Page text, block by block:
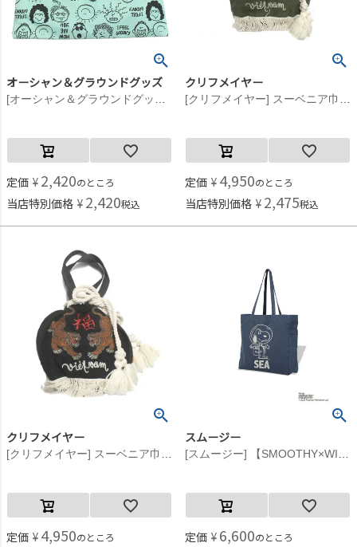
オーシャン＆グラウンドグッズ
定価 ¥ 2,420のところ
当店特別価格 ¥ 2,420税込
クリフメイヤー
定価 ¥ 4,950のところ
当店特別価格 ¥ 2,475税込
クリフメイヤー
定価 ¥ 4,950のところ
スムージー
定価 ¥ 6,600のところ